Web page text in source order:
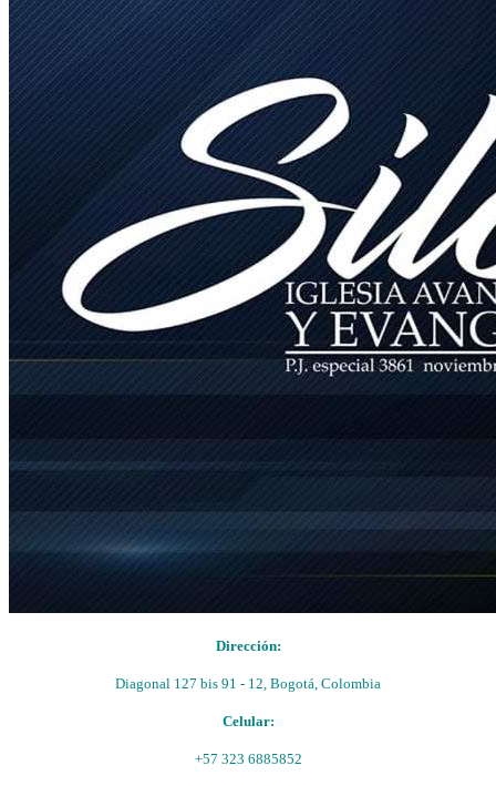
Dirección:
Diagonal 127 bis 91 - 12, Bogotá, Colombia
Celular:
+57 323 6885852